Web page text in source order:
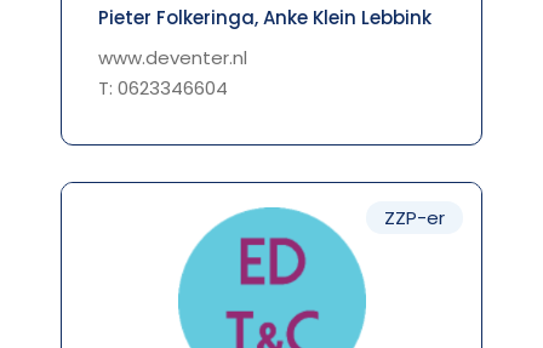
Pieter Folkeringa, Anke Klein Lebbink
www.deventer.nl
T: 0623346604
ZZP-er